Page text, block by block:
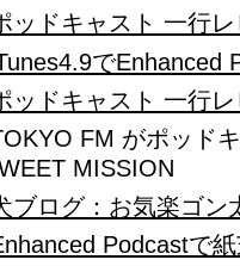
ッドキャスト 一行
でEnhanced
ッドキャスト 一行
FM がポッド
MISSION
ブログ：お気楽ゴン
Podcastで